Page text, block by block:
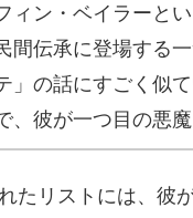
ィン・ベイラーと
間伝承に登場する
」の話にすごく似
、彼が一つ目の悪
たリストには、彼